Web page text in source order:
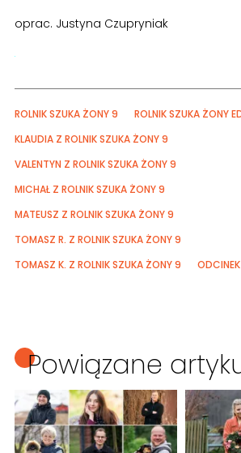
oprac. Justyna Czupryniak
ROLNIK SZUKA ŻONY 9
ROLNIK SZUKA ŻONY
KLAUDIA Z ROLNIK SZUKA ŻONY 9
VALENTYN Z ROLNIK SZUKA ŻONY 9
MICHAŁ Z ROLNIK SZUKA ŻONY 9
MATEUSZ Z ROLNIK SZUKA ŻONY 9
TOMASZ R. Z ROLNIK SZUKA ŻONY 9
TOMASZ K. Z ROLNIK SZUKA ŻONY 9
Powiązane